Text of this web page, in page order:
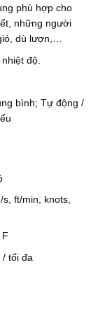
phù hợp cho
những người
dù lượn,…
độ.
bình; Tự động /
ft/min, knots,
F
tối đa